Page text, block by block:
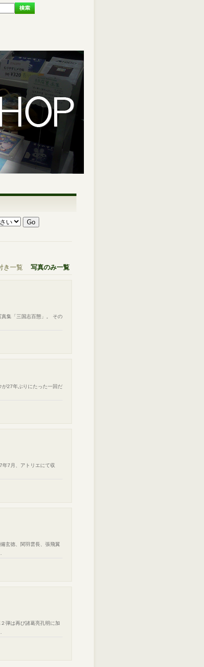
き一覧 写真のみ一覧
集「三国志百態」。 その
27年ぶりにたった一回だ
年7月、アトリエにて収
玄徳、関羽雲長、張飛翼
弾は再び諸葛亮孔明に加